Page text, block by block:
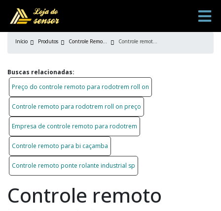
Início Produtos Controle Remoto Industrial Controle remoto industrial para máquinas
Buscas relacionadas:
Preço do controle remoto para rodotrem roll on
Controle remoto para rodotrem roll on preço
Empresa de controle remoto para rodotrem
Controle remoto para bi caçamba
Controle remoto ponte rolante industrial sp
Controle remoto